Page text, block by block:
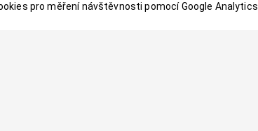
pro měření návštěvnosti pomocí Google Analytics.